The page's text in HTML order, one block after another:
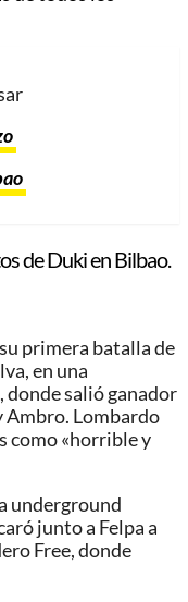
de Duki en Bilbao.
primera batalla de
en una
donde salió ganador
Lombardo
como «horrible y
underground
junto a Felpa a
Free, donde